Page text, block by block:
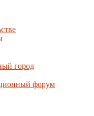
город
форум